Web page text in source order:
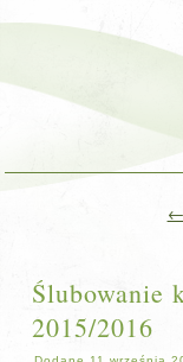
←
Ślubowanie
2015/2016